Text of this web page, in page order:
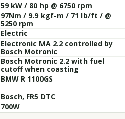
59 kW / 80 hp @ 6750 rpm
97Nm / 9.9 kgf-m / 71 lb/ft / @
5250 rpm
Electric
Electronic MA 2.2 controlled by
Bosch Motronic
Bosch Motronic 2.2 with fuel
cutoff when coasting
BMW R 1100GS
Bosch, FR5 DTC
700W